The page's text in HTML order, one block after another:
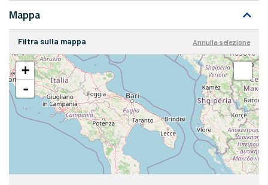
Mappa
Filtra sulla mappa Annulla selezione
+
-